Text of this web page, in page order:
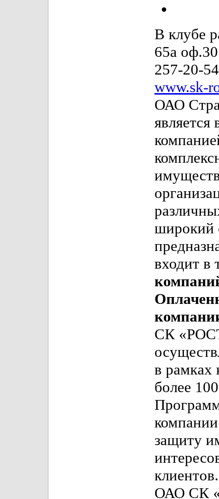
В клубе
65а
257-20-
www.sk-
ОАО
широкий
входит в
СК
в рамках
более
защиту
клиентов.
ОАО СК